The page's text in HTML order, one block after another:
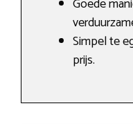
Goede
Simpel te
prijs.